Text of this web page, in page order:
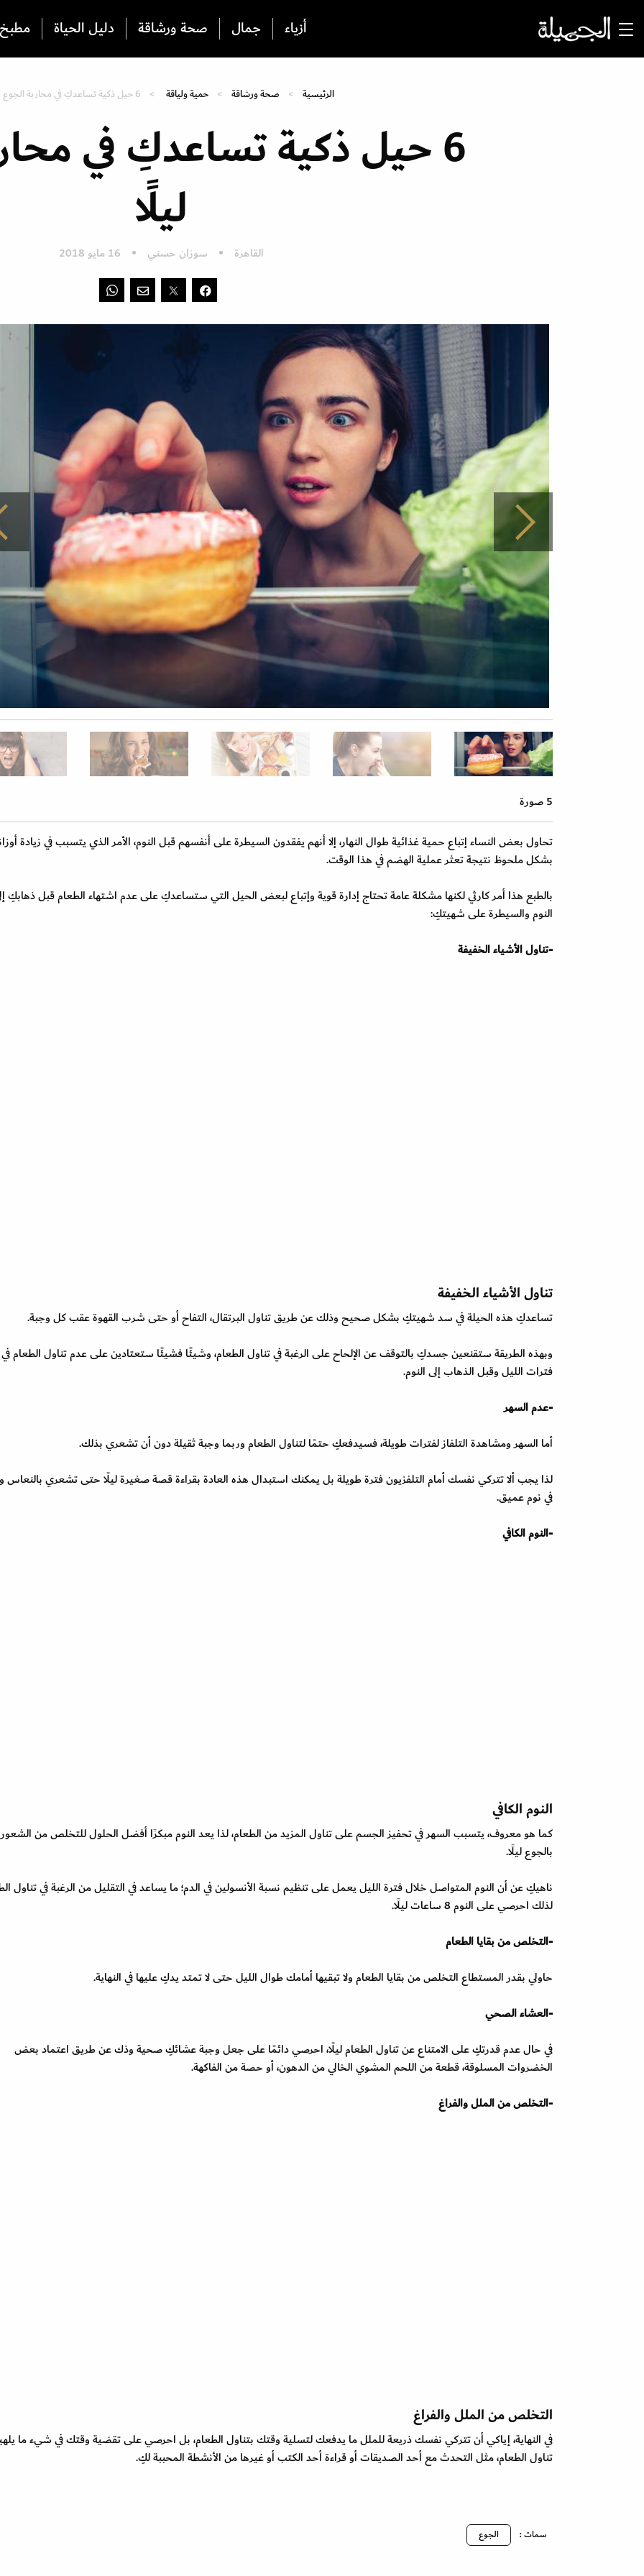
أزياء جمال صحة ورشاقة دليل الحياة
الرئيسية صحة ورشاقة حمية ولياقة 6 حيل ذكية تساعدكِ في محاربة الجوع ليلًا
6 حيل ذكية تساعدكِ في
ليلًا
القاهرة سوزان حسني 16 مايو 2018
5 صورة
تحاول بعض النساء إتباع حمية غذائية طوال النهار، إلا أنهم يفقدون السيطرة على أنفسهم قبل النوم، الأمر الذي يتسبب في زيادة
بشكل ملحوظ نتيجة تعثر عملية الهضم في هذا الوقت.
بالطبع هذا أمر كارثي لكنها مشكلة عامة تحتاج إدارة قوية وإتباع لبعض الحيل التي ستساعدكِ على عدم اشتهاء الطعام قبل ذهابكِ
النوم والسيطرة على شهيتكِ:
-تناول الأشياء الخفيفة
تناول الأشياء الخفيفة
تساعدكِ هذه الحيلة في سد شهيتكِ بشكل صحيح وذلك عن طريق تناول البرتقال، التفاح أو حتى شرب القهوة عقب كل وجبة.
وبهذه الطريقة ستقنعين جسدكِ بالتوقف عن الإلحاح على الرغبة في تناول الطعام، وشيئًا فشيئًا ستعتادين على عدم تناول الطعام في
فترات الليل وقبل الذهاب إلى النوم.
-عدم السهر
أما السهر ومشاهدة التلفاز لفترات طويلة، فسيدفعكِ حتمًا لتناول الطعام وربما وجبة ثقيلة دون أن تشعري بذلك.
لذا يجب ألا تتركي نفسك أمام التلفزيون فترة طويلة بل يمكنك استبدال هذه العادة بقراءة قصة صغيرة ليلًا حتى تشعري بالنعاس
في نوم عميق.
-النوم الكافي
النوم الكافي
كما هو معروف، يتسبب السهر في تحفيز الجسم على تناول المزيد من الطعام، لذا يعد النوم مبكرًا أفضل الحلول للتخلص من الشعور
بالجوع ليلًا.
ناهيكِ عن أن النوم المتواصل خلال فترة الليل يعمل على تنظيم نسبة الأنسولين في الدم؛ ما يساعد في التقليل من الرغبة في تناول
لذلك احرصي على النوم 8 ساعات ليلًا.
-التخلص من بقايا الطعام
حاولي بقدر المستطاع التخلص من بقايا الطعام ولا تبقيها أمامك طوال الليل حتى لا تمتد يدكِ عليها في النهاية.
-العشاء الصحي
في حال عدم قدرتكِ على الامتناع عن تناول الطعام ليلًا، احرصي دائمًا على جعل وجبة عشائكِ صحية وذك عن طريق اعتماد بعض
الخضروات المسلوقة، قطعة من اللحم المشوي الخالي من الدهون، أو حصة من الفاكهة.
-التخلص من الملل والفراغ
التخلص من الملل والفراغ
في النهاية، إياكي أن تتركي نفسك ذريعة للملل ما يدفعك لتسلية وقتك بتناول الطعام، بل احرصي على تقضية وقتك في شيء ما
تناول الطعام، مثل التحدث مع أحد الصديقات أو قراءة أحد الكتب أو غيرها من الأنشطة المحببة لكِ.
سمات : الجوع